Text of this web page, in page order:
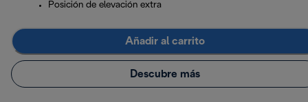
Posición de elevación extra
Añadir al carrito
Descubre más